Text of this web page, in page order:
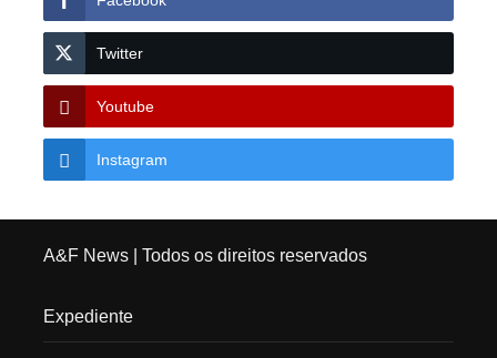
Twitter
Youtube
Instagram
A&F News| Todos os direitos reservados
Expediente